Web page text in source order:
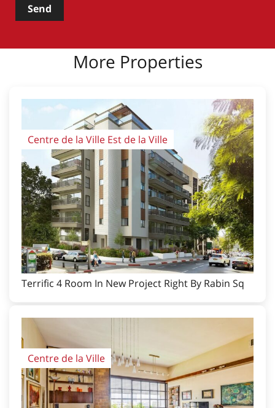
Send
More Properties
Centre de la Ville Est de la Ville
Terrific 4 Room In New Project Right By Rabin Sq
Centre de la Ville